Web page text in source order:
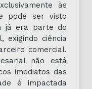
às
pode ser visto
já era parte do
exigindo ciência
comercial.
não está
imediatos das
é impactada